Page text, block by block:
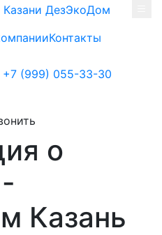
Контакты
+7 (999) 055-33-30
о
Казань